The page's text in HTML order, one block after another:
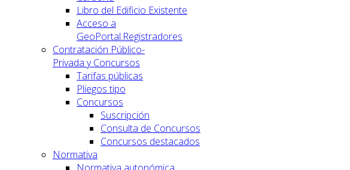
Libro del Edificio Existente
Acceso a
GeoPortal.Registradores
Contratación Público-
Privada y Concursos
Tarifas públicas
Pliegos tipo
Concursos
Suscripción
Consulta de Concursos
Concursos destacados
Normativa